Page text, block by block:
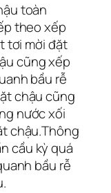
toàn
theo xếp
tơi mời đặt
cũng xếp
bầu rễ
chậu cũng
nước xối
chậu.Thông
cầu kỳ quá
bầu rễ